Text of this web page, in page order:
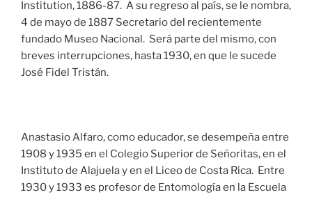
Institution, 1886-87. A su regreso al país, se le nombra,
4 de mayo de 1887 Secretario del recientemente
fundado Museo Nacional. Será parte del mismo, con
breves interrupciones, hasta 1930, en que le sucede
José Fidel Tristán.
Anastasio Alfaro, como educador, se desempeña entre
1908 y 1935 en el Colegio Superior de Señoritas, en el
Instituto de Alajuela y en el Liceo de Costa Rica. Entre
1930 y 1933 es profesor de Entomología en la Escuela